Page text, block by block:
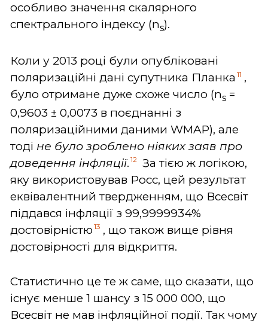
особливо значення скалярного
спектрального індексу (ns).
Коли у 2013 році були опубліковані
поляризаційні дані супутника Планка 11 ,
було отримане дуже схоже число (ns =
0,9603 ± 0,0073 в поєднанні з
поляризаційними даними WMAP), але
тоді не було зроблено ніяких заяв про
доведення інфляції. 12 За тією ж логікою,
яку використовував Росс, цей результат
еквівалентний твердженням, що Всесвіт
піддався інфляції з 99,9999934%
достовірністю 13 , що також вище рівня
достовірності для відкриття.
Статистично це те ж саме, що сказати, що
існує менше 1 шансу з 15 000 000, що
Всесвіт не мав інфляційної події. Так чому